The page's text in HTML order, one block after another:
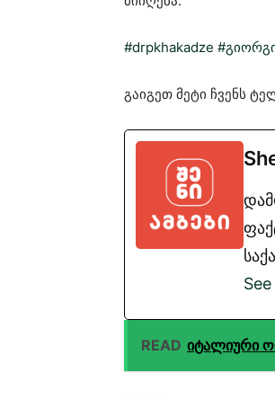
#drpkhakadze
გაიგეთ მეტი ჩვენს
READ იტალიური